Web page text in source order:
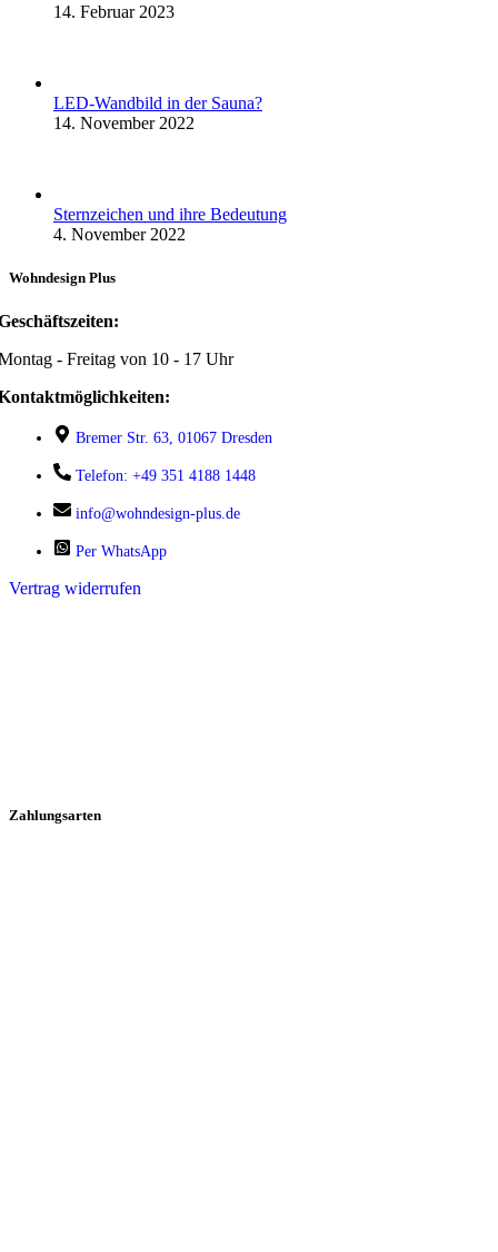
14. Februar 2023
LED-Wandbild in der Sauna?
14. November 2022
Sternzeichen und ihre Bedeutung
4. November 2022
Wohndesign Plus
- Freitag von 10 - 17 Uhr
Bremer Str. 63, 01067 Dresden
Telefon: +49 351 4188 1448
info@wohndesign-plus.de
Per WhatsApp
Vertrag widerrufen
Zahlungsarten